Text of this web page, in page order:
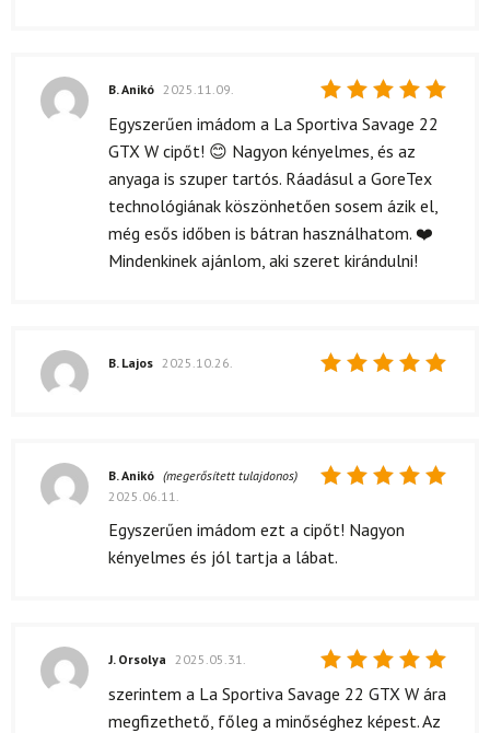
Értékelés:
B. Anikó 2025.11.09.
Egyszerűen imádom a La Sportiva Savage 22
GTX W cipőt! 😊 Nagyon kényelmes, és az
anyaga is szuper tartós. Ráadásul a GoreTex
technológiának köszönhetően sosem ázik el,
még esős időben is bátran használhatom. ❤️
Mindenkinek ajánlom, aki szeret kirándulni!
B. Lajos 2025.10.26.
5/ 5
B. Anikó (megerősített tulajdonos)
2025.06.11.
Egyszerűen imádom ezt a cipőt! Nagyon
kényelmes és jól tartja a lábat.
Értékelés:
5
J. Orsolya 2025.05.31.
szerintem a La Sportiva Savage 22 GTX W ára
megfizethető, főleg a minőséghez képest. Az